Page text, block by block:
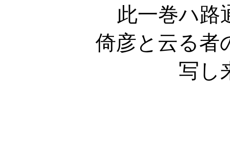
此一巻ハ路通
倚彦と云る者の
写し来